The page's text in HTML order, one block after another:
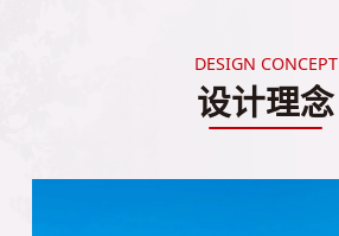
DESIGN CONCEPT
设计理念